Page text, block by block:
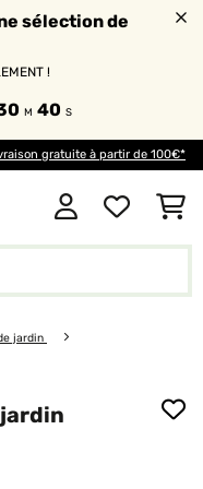
sélection de
!
M 40 S
gratuite à partir de 100€*
jardin